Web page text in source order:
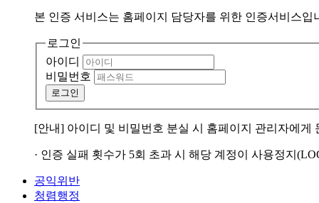
본 인증 서비스는 홈페이지 담당자를 위한 인증서비스입
로그인
아이디
비밀번호
로그인
[안내] 아이디 및 비밀번호 분실 시 홈페이지 관리자에게
· 인증 실패 횟수가 5회 초과 시 해당 계정이 사용정지
공익위반
청렴행정